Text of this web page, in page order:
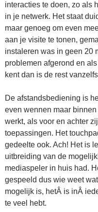
interacties te doen, zo als
in je netwerk. Het staat
maar genoeg om even
aan je visite te tonen,
instaleren was in geen 20
problemen afgerond en
kent dan is de rest
De afstandsbediening is
even wennen maar
werkt, als voor en achter
toepassingen. Het
gedeelte ook. Ach! Het is
uitbreiding van de
mediaspeler in huis had.
gespeeld dus wie weet
mogelijk is, hetÂ is inÂ
te veel hebt.